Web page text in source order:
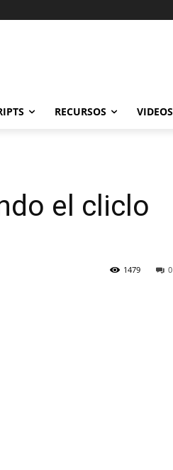
RECURSOS VIDEOS
el cliclo
0
1479